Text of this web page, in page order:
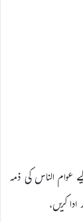
الناس کی ذمہ
کریں،